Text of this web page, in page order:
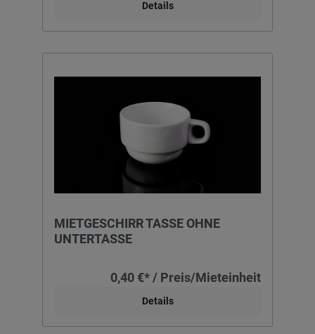
Details
MIETGESCHIRR TASSE OHNE
UNTERTASSE
0,40 €* / Preis/Mieteinheit
Details